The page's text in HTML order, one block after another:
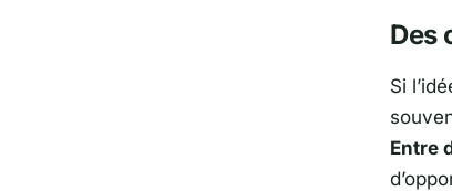
Des
Si
Entre